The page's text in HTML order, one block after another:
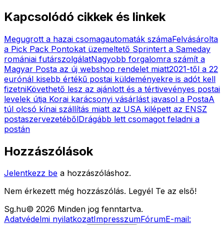
Kapcsolódó cikkek és linkek
Megugrott a hazai csomagautomaták számaFelvásárolta
a Pick Pack Pontokat üzemeltető Sprintert a Sameday
romániai futárszolgálatNagyobb forgalomra számít a
Magyar Posta az új webshop rendelet miatt2021-től a 22
eurónál kisebb értékű postai küldeményekre is adót kell
fizetniKövethető lesz az ajánlott és a tértivevényes postai
levelek útja Korai karácsonyi vásárlást javasol a PostaA
túl olcsó kínai szállítás miatt az USA kilépett az ENSZ
postaszervezetébőlDrágább lett csomagot feladni a
postán
Hozzászólások
Jelentkezz be a hozzászóláshoz.
Nem érkezett még hozzászólás. Legyél Te az első!
Sg.hu© 2026 Minden jog fenntartva.
Adatvédelmi nyilatkozatImpresszumFórumE-mail: